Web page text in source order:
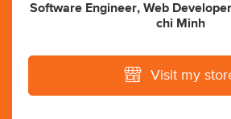
Software Engineer, Web Developer
chi Minh
Visit my